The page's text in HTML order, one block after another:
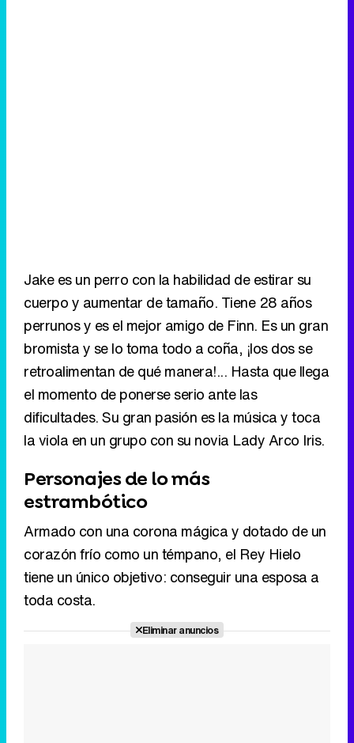
Jake es un perro con la habilidad de estirar su
cuerpo y aumentar de tamaño. Tiene 28 años
perrunos y es el mejor amigo de Finn. Es un gran
bromista y se lo toma todo a coña, ¡los dos se
retroalimentan de qué manera!... Hasta que llega
el momento de ponerse serio ante las
dificultades. Su gran pasión es la música y toca
la viola en un grupo con su novia Lady Arco Iris.
Personajes de lo más
estrambótico
Armado con una corona mágica y dotado de un
corazón frío como un témpano, el Rey Hielo
tiene un único objetivo: conseguir una esposa a
toda costa.
Eliminar anuncios